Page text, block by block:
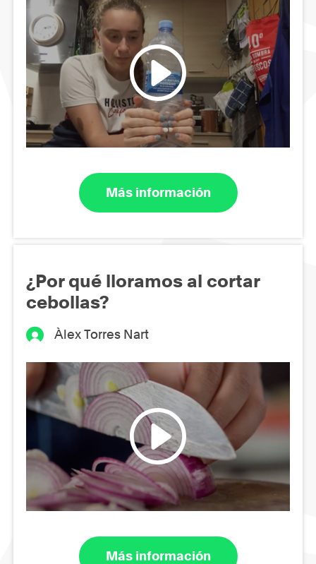
Más información
¿Por qué lloramos al cortar
cebollas?
Àlex Torres Nart
Más información